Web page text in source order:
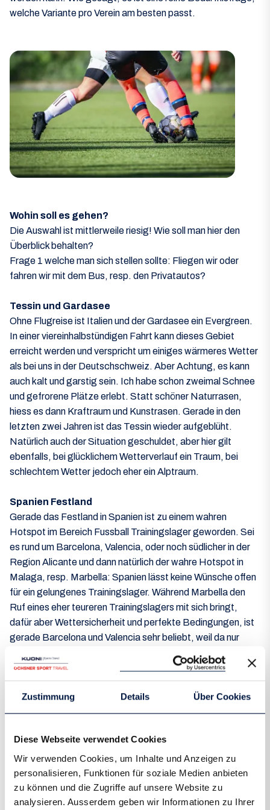
Zustimmung Details Über Cookies
Diese Webseite verwendet Cookies
Wir verwenden Cookies, um Inhalte und Anzeigen zu
personalisieren, Funktionen für soziale Medien anbieten
zu können und die Zugriffe auf unsere Website zu
analysieren. Ausserdem geben wir Informationen zu Ihrer
welche Variante pro Verein am besten passt.
Wohin soll es gehen?
Die Auswahl ist mittlerweile riesig! Wie soll man hier den
Überblick behalten?
Frage 1 welche man sich stellen sollte: Fliegen wir oder
fahren wir mit dem Bus, resp. den Privatautos?
Tessin und Gardasee
Ohne Flugreise ist Italien und der Gardasee ein Evergreen.
In einer viereinhalbstündigen Fahrt kann dieses Gebiet
erreicht werden und verspricht um einiges wärmeres Wetter
als bei uns in der Deutschschweiz. Aber Achtung, es kann
auch kalt und garstig sein. Ich habe schon zweimal Schnee
und gefrorene Plätze erlebt. Statt schöner Naturrasen,
hiess es dann Kraftraum und Kunstrasen. Gerade in den
letzten zwei Jahren ist das Tessin wieder aufgeblüht.
Natürlich auch der Situation geschuldet, aber hier gilt
ebenfalls, bei glücklichem Wetterverlauf ein Traum, bei
schlechtem Wetter jedoch eher ein Alptraum.
Spanien Festland
Gerade das Festland in Spanien ist zu einem wahren
Hotspot im Bereich Fussball Trainingslager geworden. Sei
es rund um Barcelona, Valencia, oder noch südlicher in der
Region Alicante und dann natürlich der wahre Hotspot in
Malaga, resp. Marbella: Spanien lässt keine Wünsche offen
für ein gelungenes Trainingslager. Während Marbella den
Ruf eines eher teureren Trainingslagers mit sich bringt,
dafür aber Wettersicherheit und perfekte Bedingungen, ist
gerade Barcelona und Valencia sehr beliebt, weil da nur
nach Malaga. Selbstverständlich ist an den meisten Orten
auch nachts etwas los. Wenn nicht unter der Woche, dann
kann auf jeden Fall am Wochenende so richtig abgefeiert
werden!
Kanarische Inseln
Die Kanarischen Inseln gehen immer. Gerade Gran Canaria
bietet gute Infrastruktur, schönes Wetter und auch da ist
ziemlich etwas los. Soll es also ein ruhiges Trainingslager
geben, dann besser nicht Gran Canaria! Auch Teneriffa